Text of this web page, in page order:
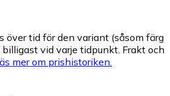
över tid för den variant (såsom färg
vid varje tidpunkt. Frakt och
mer om prishistoriken.